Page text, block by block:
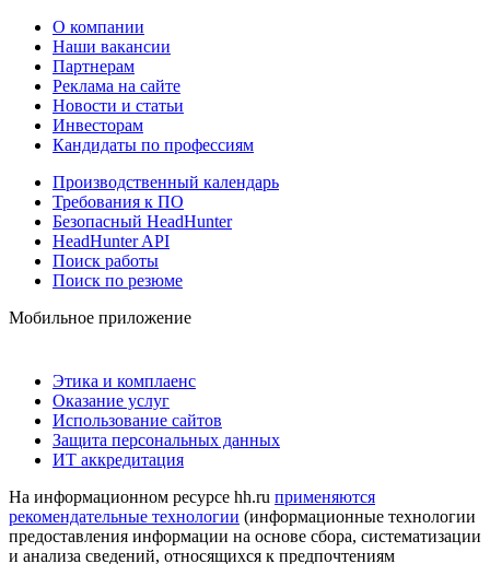
О компании
Наши вакансии
Партнерам
Реклама на сайте
Новости и статьи
Инвесторам
Кандидаты по профессиям
Производственный календарь
Требования к ПО
Безопасный HeadHunter
HeadHunter API
Поиск работы
Поиск по резюме
Мобильное приложение
Этика и комплаенс
Оказание услуг
Использование сайтов
Защита персональных данных
ИТ аккредитация
На информационном ресурсе hh.ru применяются
рекомендательные технологии (информационные технологии
предоставления информации на основе сбора, систематизации
и анализа сведений, относящихся к предпочтениям